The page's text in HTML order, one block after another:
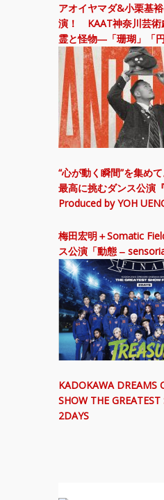
アオイヤマダ&小栗基
演！ KAAT神奈川芸術
霊と怪物―「珊瑚」「
“心が動く瞬間”を集め
最高に挑むダンス公演
Produced by YOH
梅田宏明＋Somatic
ス公演「動態 ‒
KADOKAWA DREAMS
SHOW THE
2DAYS